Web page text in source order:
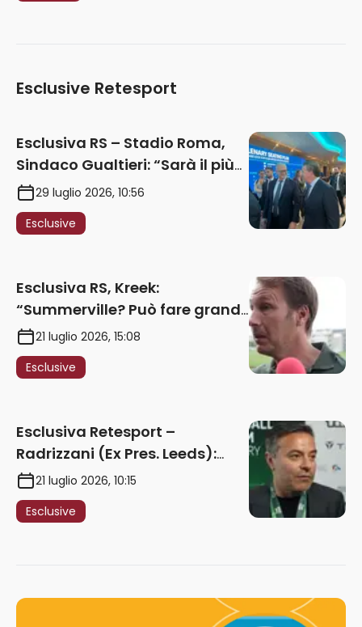
Esclusive Retesport
Esclusiva RS – Stadio Roma,
Sindaco Gualtieri: “Sarà il più
iconico del mondo. Assoluta
unità politica. Prima pietra nel
2027. Ricorsi strumentali?
29 luglio 2026, 10:56
Esclusive
Esclusiva RS, Kreek:
“Summerville? Può fare grandi
cose in Serie A. Godts deve
maturare esperienza per
giocare nella Roma”
21 luglio 2026, 15:08
Esclusive
Esclusiva Retesport –
Radrizzani (Ex Pres. Leeds):
“Summerville ragazzo
speciale, in Italia con Gasp
può esplodere
21 luglio 2026, 10:15
Esclusive